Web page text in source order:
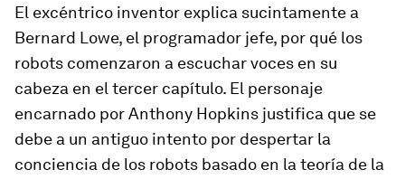
El excéntrico inventor explica sucintamente a
Bernard Lowe, el programador jefe, por qué los
robots comenzaron a escuchar voces en su
cabeza en el tercer capítulo. El personaje
encarnado por Anthony Hopkins justifica que se
debe a un antiguo intento por despertar la
conciencia de los robots basado en la teoría de la